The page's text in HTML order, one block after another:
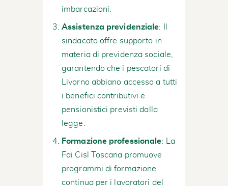
imbarcazioni.
Assistenza previdenziale: Il
sindacato offre supporto in
materia di previdenza sociale,
garantendo che i pescatori di
Livorno abbiano accesso a tutti
i benefici contributivi e
pensionistici previsti dalla
legge.
Formazione professionale: La
Fai Cisl Toscana promuove
programmi di formazione
continua per i lavoratori del